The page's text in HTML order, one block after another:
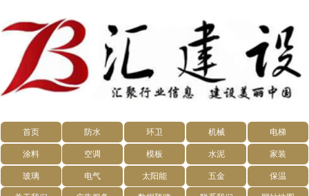
首页 防水 环卫 机械 电梯
涂料 空调 模板 水泥 家装
玻璃 电气 太阳能 五金 保温